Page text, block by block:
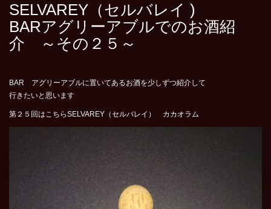
SELVAREY（セルバレイ )
BARアグリーアブルでのお酒紹
介 ～その２５～
BAR アグリーアブルに置いてあるお酒を少しずつ紹介して
行きたいと思います
第２５回はこちらSELVAREY（セルバレイ） カカオラム